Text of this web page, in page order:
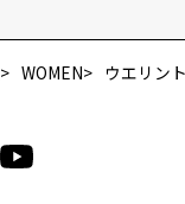
WOMEN ウエリン